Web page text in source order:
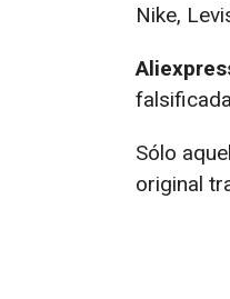
Nike,
Sólo
original